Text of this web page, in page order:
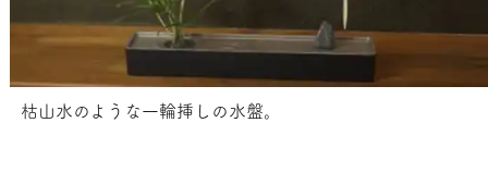
枯山水のような一輪挿しの水盤。